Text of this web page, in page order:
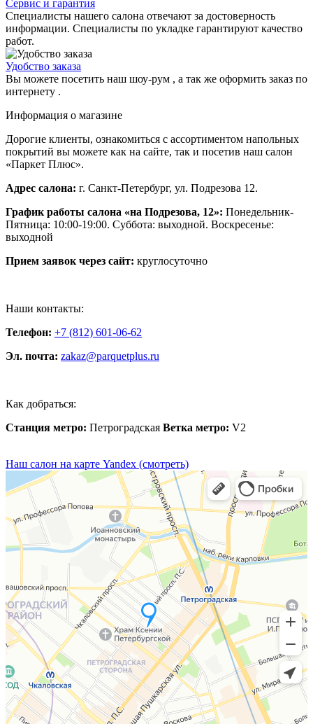
Сервис и гарантия
Специалисты нашего салона отвечают за достоверность
информации. Специалисты по укладке гарантируют качество
работ.
Удобство заказа
Вы можете посетить наш шоу-рум , а так же оформить заказ по
интернету .
Информация о магазине
Дорогие клиенты, ознакомиться с ассортиментом напольных
покрытий вы можете как на сайте, так и посетив наш салон
«Паркет Плюс».
Адрес салона: г. Санкт-Петербург, ул. Подрезова 12.
График работы салона «на Подрезова, 12»: Понедельник-
Пятница: 10:00-19:00. Суббота: выходной. Воскресенье:
выходной
Прием заявок через сайт: круглосуточно
Наши контакты:
Телефон: +7 (812) 601-06-62
Эл. почта: zakaz@parquetplus.ru
Как добраться:
Станция метро: Петроградская Ветка метро: V2
Наш салон на карте Yandex (смотреть)